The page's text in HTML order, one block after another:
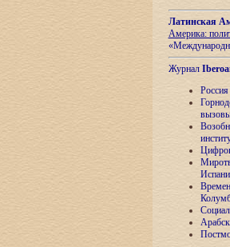
Латинская
Америка:
Журнал